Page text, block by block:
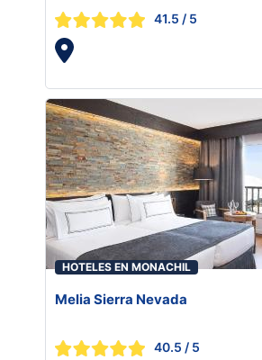
41.5 / 5
HOTELES EN MONACHIL
Melia Sierra Nevada
40.5 / 5